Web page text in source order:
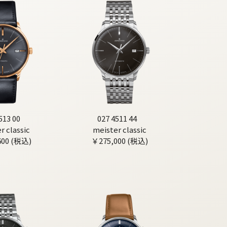
00
classic
(税込)
027 4511 44
meister classic
￥275,000 (税込)